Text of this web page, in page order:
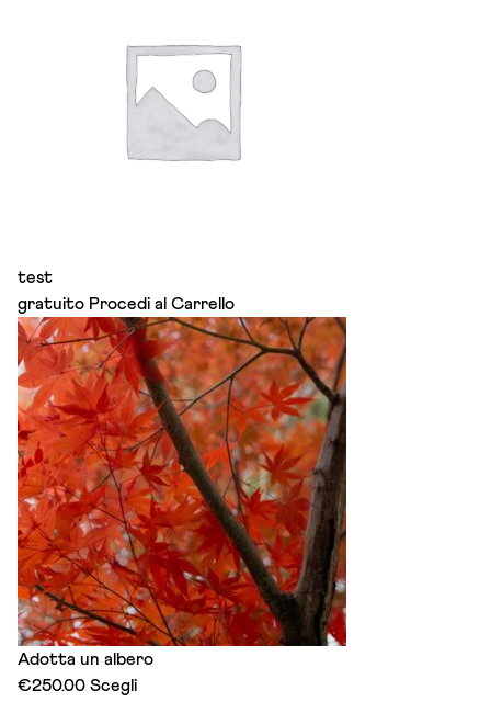
test
gratuito Procedi al Carrello
Adotta un albero
€250.00 ScegliThis